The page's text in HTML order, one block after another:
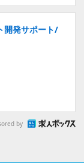
開発サポート/
by